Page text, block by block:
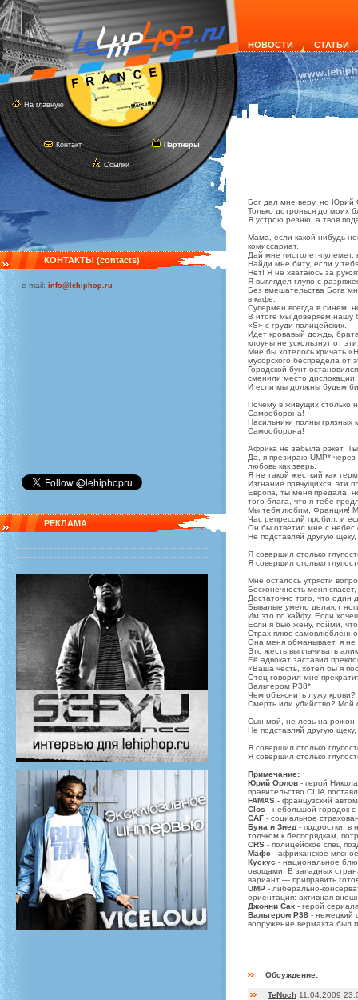
На главную
Контакт
Ссылки
Партнеры
НОВОСТИ СТАТЬИ
КОНТАКТЫ (contacts)
e-mail: info@lehiphop.ru
РЕКЛАМА
Бог дал мне веру, но Юрий
Только дотронься до моих
Я устрою резню, а твоя
Мама, если какой-нибудь
комиссариат.
Дай мне пистолет-пулемет,
Найди мне биту, если у
Нет! Я не хватаюсь за
Я выглядел глупо с
Без вмешательства Бога
в кафе.
Супермен всегда в синем,
В итоге мы доверяем нашу
«S» с груди полицейских.
Идет кровавый дождь,
клоуны не ускользнут от
Мне бы хотелось кричать
мусорского беспредела от
Городской бунт
сменили место дислокации,
И если мы должны будем
Почему в живущих столько
Самооборона!
Насильники полны грязных
Самооборона!
Африка не забыла рэкет.
Да, я презираю UMP* через
любовь как зверь.
Я не такой жесткий как
Изгнание прячущихся, эти
Европа, ты меня предала,
того блага, что я тебе
Мы тебя любим, Франция!
Час репрессий пробил, и
Он бы ответил мне с небес
Не подставляй другую
Я совершил столько
Я совершил столько
Мне осталось утрясти
Бесконечность меня
Достаточно того, что один
Бывалые умело делают
Им это по кайфу. Если
Если я бью жену, пойми,
Страх плюс
Она меня обманывает, я не
Это жесть выплачивать
Её адвокат заставил
«Ваша честь, хотел бы я
Отец говорил мне
Вальтером P38*.
Чем объяснить лужу крови?
Смерть или убийство?
Сын мой, не лезь на рожон.
Не подставляй другую
Я совершил столько
Я совершил столько
Примечание:
Юрий Орлов - герой
правительство США
FAMAS - французский
Clos - небольшой городок
CAF - социальное
Буна и Зиед - подростки, в
толчком к беспорядкам,
CRS - полицейское спец
Мафэ - африканское
Кускус - национальное
овощами. В западных
вариант — приправить
UMP - либерально-
ориентация: активная
Джонни Сак - герой
Вальтером P38 - немецкий
вооружение вермахта был
Обсуждение:
TeNoch 11.04.2009